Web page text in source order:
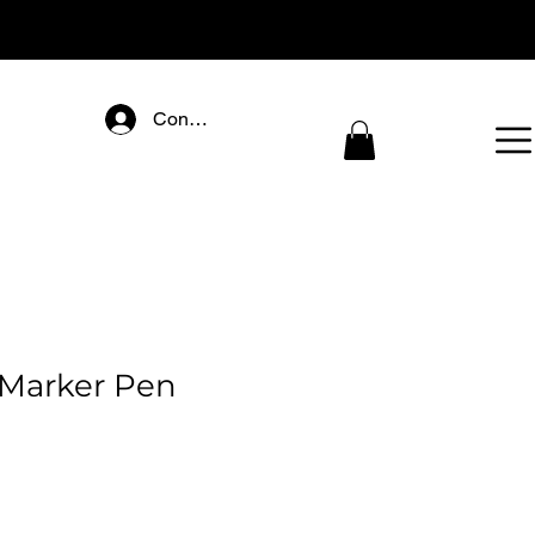
Connectez-vous
Pen